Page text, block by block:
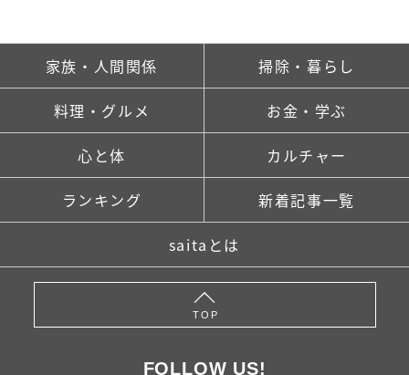
家族・人間関係 掃除・暮らし
料理・グルメ お金・学ぶ
心と体 カルチャー
ランキング 新着記事一覧
saitaとは
TOP
FOLLOW US!